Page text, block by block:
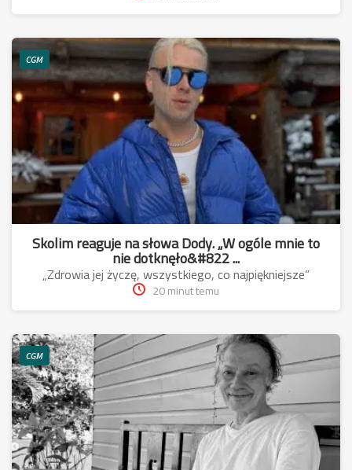
CGM
Skolim reaguje na słowa Dody. „W ogóle mnie to
nie dotknęło&#822 ...
„Zdrowia jej życzę, wszystkiego, co najpiękniejsze”
20 minut temu
CGM